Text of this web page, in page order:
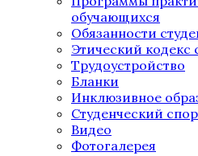
обучающихся
Обязанности
Этический кодекс
Трудоустройство
Бланки
Инклюзивное
Студенческий
Видео
Фотогалерея